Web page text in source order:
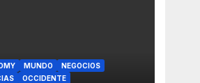
MUNDO
NEGOCIOS
OCCIDENTE